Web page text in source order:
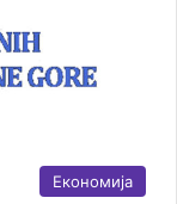
Економија